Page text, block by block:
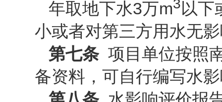
年取地下水3万m3以下
小或者对第三方用水无
第七条 项目单位按照
备资料，可自行编写水